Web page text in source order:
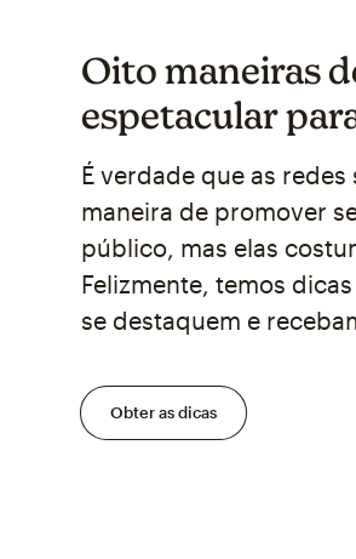
Oito maneiras
espetacular
É verdade que as
maneira de promover
público, mas elas
Felizmente, temos
se destaquem e
Obter as dicas